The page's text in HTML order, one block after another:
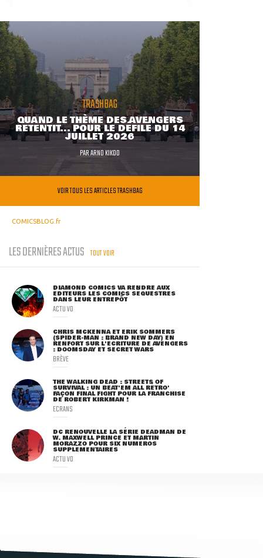
TRASHBAG
QUAND LE THÈME DES AVENGERS
RETENTIT... POUR LE DÉFILÉ DU 14
JUILLET 2026
PARARNO KIKOO
VOIR TOUS LES ARTICLES TRASHBAG
COMICSBLOG.fr
LES DERNIÈRES ACTUS TOUT VOIR
DIAMOND COMICS VA RENDRE AUX
ÉDITEURS LES COMICS SÉQUESTRÉS
DANS LEUR ENTREPÔT
ACTU VO
CHRIS MCKENNA ET ERIK SOMMERS
(SPIDER-MAN : BRAND NEW DAY) EN
RENFORT SUR L'ÉCRITURE DE AVENGERS
: DOOMSDAY ET SECRET WARS
BRÈVE
THE WALKING DEAD : STREETS OF
SURVIVAL : UN BEAT'EM ALL RÉTRO'
FAÇON FINAL FIGHT POUR LA FRANCHISE
DE ROBERT KIRKMAN !
ECRANS
DC RENOUVELLE LA SÉRIE DEADMAN DE
W. MAXWELL PRINCE ET MARTIN
MORAZZO POUR SIX NUMÉROS
SUPPLÉMENTAIRES
ACTU VO